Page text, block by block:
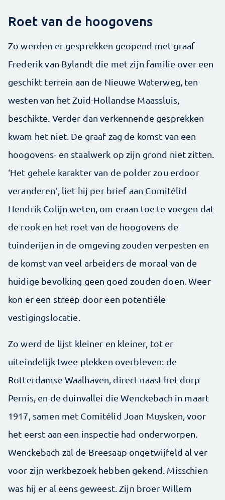
Roet van de hoogovens
Zo werden er gesprekken geopend met graaf
Frederik van Bylandt die met zijn familie over een
geschikt terrein aan de Nieuwe Waterweg, ten
westen van het Zuid-­Hollandse Maassluis,
beschikte. Verder dan verkennende gesprekken
kwam het niet. De graaf zag de komst van een
hoogovens- en staalwerk op zijn grond niet zitten.
‘Het gehele karakter van de polder zou erdoor
veranderen’, liet hij per brief aan Comitélid
Hendrik Colijn weten, om eraan toe te voegen dat
de rook en het roet van de hoogovens de
tuinderijen in de omgeving zouden verpesten en
de komst van veel arbeiders de moraal van de
huidige bevolking geen goed zouden doen. Weer
kon er een streep door een potentiële
vestigingslocatie.
Zo werd de lijst kleiner en kleiner, tot er
uiteindelijk twee plekken overbleven: de
Rotterdamse Waal­haven, direct naast het dorp
Pernis, en de duinvallei die Wenckebach in maart
1917, samen met Comitélid Joan Muysken, voor
het eerst aan een inspectie had onderworpen.
Wenckebach zal de Breesaap ongetwijfeld al ver
voor zijn werkbezoek hebben gekend. Misschien
was hij er al eens geweest. Zijn broer Willem